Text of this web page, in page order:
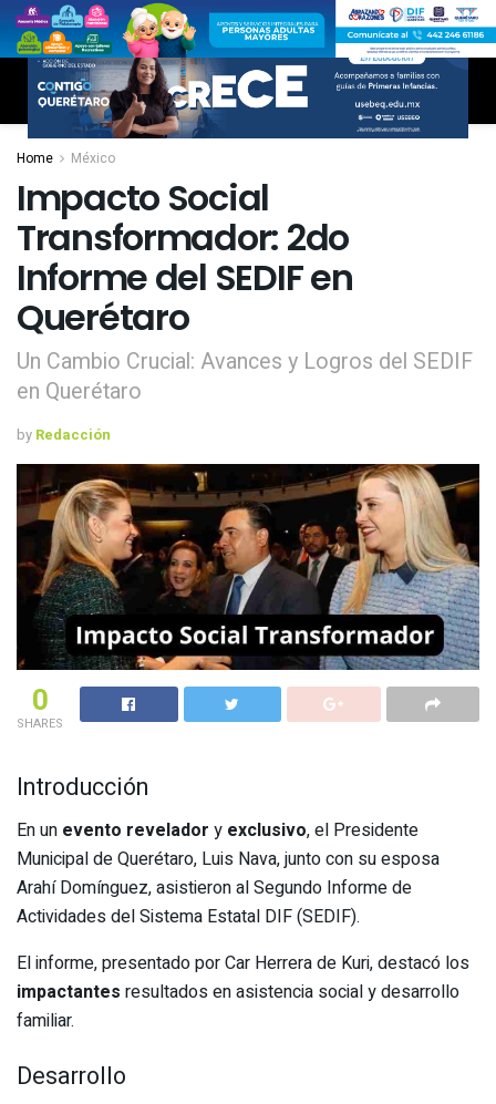
Home México
Impacto Social
Transformador: 2do
Informe del SEDIF en
Querétaro
Un Cambio Crucial: Avances y Logros del SEDIF
en Querétaro
by Redacción
0
SHARES
Introducción
En un evento revelador y exclusivo, el Presidente
Municipal de Querétaro, Luis Nava, junto con su esposa
Arahí Domínguez, asistieron al Segundo Informe de
Actividades del Sistema Estatal DIF (SEDIF).
El informe, presentado por Car Herrera de Kuri, destacó los
impactantes resultados en asistencia social y desarrollo
familiar.
Desarrollo